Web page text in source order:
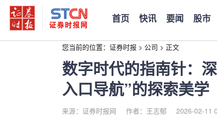
首页 快讯 要闻 股市
您当前的位置： 证券时报 > 公司 > 正文
数字时代的指南针：
入口导航”的探索美学
来源：证券时报网 作者：王志郁 2026-02-11